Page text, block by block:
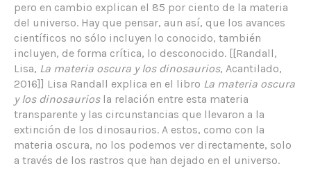
pero en cambio explican el 85 por ciento de la materia
del universo. Hay que pensar, aun así, que los avances
científicos no sólo incluyen lo conocido, también
incluyen, de forma crítica, lo desconocido. [[Randall,
Lisa, La materia oscura y los dinosaurios, Acantilado,
2016]] Lisa Randall explica en el libro La materia oscura
y los dinosauriosla relación entre esta materia
transparente y las circunstancias que llevaron a la
extinción de los dinosaurios. A estos, como con la
materia oscura, no los podemos ver directamente, solo
a través de los rastros que han dejado en el universo.